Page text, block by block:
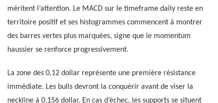
méritent l’attention. Le MACD sur le timeframe daily reste en
territoire positif et ses histogrammes commencent à montrer
des barres vertes plus marquées, signe que le momentum
haussier se renforce progressivement.
La zone des 0,12 dollar représente une première résistance
immédiate. Les bulls devront la conquérir avant de viser la
neckline à 0,156 dollar. En cas d’échec, les supports se situent